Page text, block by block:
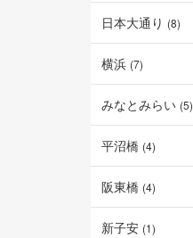
日本大通り (8)
横浜 (7)
みなとみらい (5)
平沼橋 (4)
阪東橋 (4)
新子安 (1)